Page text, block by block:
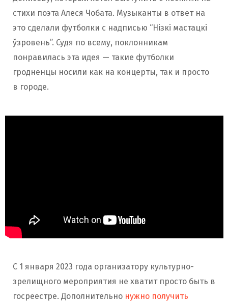
стихи поэта Алеся Чобата. Музыканты в ответ на
это сделали футболки с надписью “Нізкі мастацкі
ўзровень”. Судя по всему, поклонникам
понравилась эта идея — такие футболки
гродненцы носили как на концерты, так и просто
в городе.
С 1 января 2023 года организатору культурно-
зрелищного мероприятия не хватит просто быть в
госреестре. Дополнительно нужно получить